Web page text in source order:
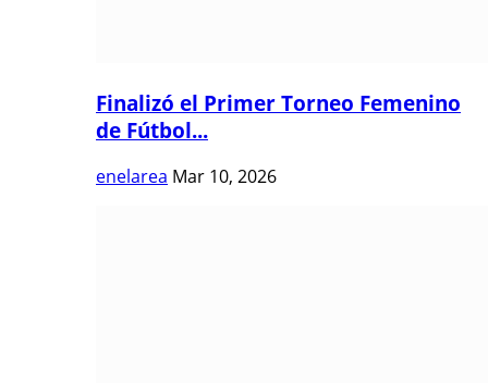
Finalizó el Primer Torneo Femenino
de Fútbol...
enelarea Mar 10, 2026